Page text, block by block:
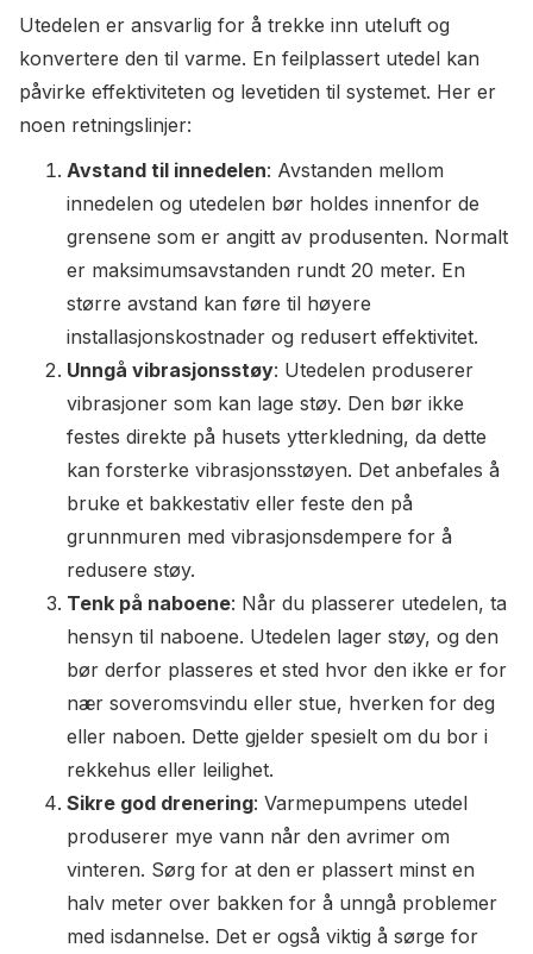
Utedelen er ansvarlig for å trekke inn uteluft og
konvertere den til varme. En feilplassert utedel kan
påvirke effektiviteten og levetiden til systemet. Her er
noen retningslinjer:
Avstand til innedelen: Avstanden mellom
innedelen og utedelen bør holdes innenfor de
grensene som er angitt av produsenten. Normalt
er maksimumsavstanden rundt 20 meter. En
større avstand kan føre til høyere
installasjonskostnader og redusert effektivitet.
Unngå vibrasjonsstøy: Utedelen produserer
vibrasjoner som kan lage støy. Den bør ikke
festes direkte på husets ytterkledning, da dette
kan forsterke vibrasjonsstøyen. Det anbefales å
bruke et bakkestativ eller feste den på
grunnmuren med vibrasjonsdempere for å
redusere støy.
Tenk på naboene: Når du plasserer utedelen, ta
hensyn til naboene. Utedelen lager støy, og den
bør derfor plasseres et sted hvor den ikke er for
nær soveromsvindu eller stue, hverken for deg
eller naboen. Dette gjelder spesielt om du bor i
rekkehus eller leilighet.
Sikre god drenering: Varmepumpens utedel
produserer mye vann når den avrimer om
vinteren. Sørg for at den er plassert minst en
halv meter over bakken for å unngå problemer
med isdannelse. Det er også viktig å sørge for